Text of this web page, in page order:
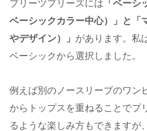
プリーツプリーズには 「ベーシ
ベーシックカラー中心）」と「
やデザイン）」 があります。私
ベーシックから選択しました。
例えば別のノースリーブのワン
からトップスを重ねることでプ
るような楽しみ方もできますが、